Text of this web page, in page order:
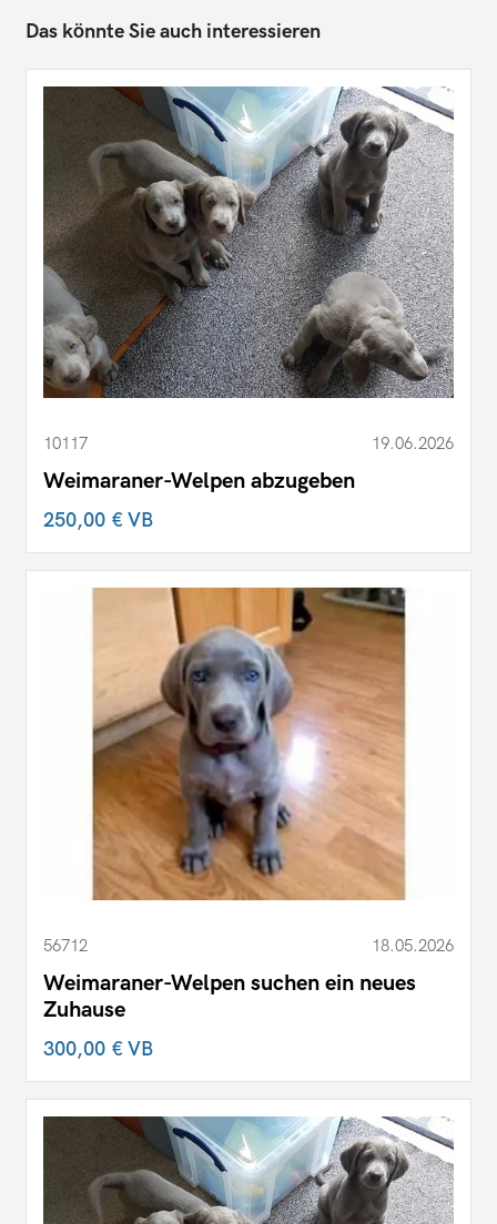
Das könnte Sie auch interessieren
10117 19.06.2026
Weimaraner-Welpen abzugeben
250,00 €VB
56712 18.05.2026
Weimaraner-Welpen suchen ein neues
Zuhause
300,00 €VB